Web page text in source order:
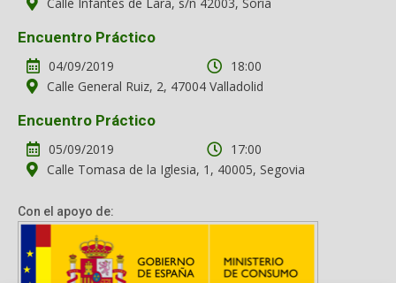
Encuentro Práctico
04/09/2019
18:00
Calle General Ruiz, 2, 47004 Valladolid
Encuentro Práctico
05/09/2019
17:00
Calle Tomasa de la Iglesia, 1, 40005, Segovia
Con el apoyo de: